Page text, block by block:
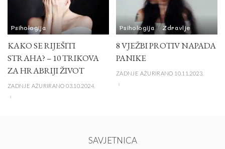
Psihologija
KAKO SE RIJEŠITI
STRAHA? – 10 TRIKOVA
ZA HRABRIJI ŽIVOT
ZADNJE AŽURIRANO 03.10.2024.
Psihologija Zdravlje
8 VJEŽBI PROTIV NAPADA
PANIKE
ZADNJE AŽURIRANO 10.11.2023.
SAVJETNICA